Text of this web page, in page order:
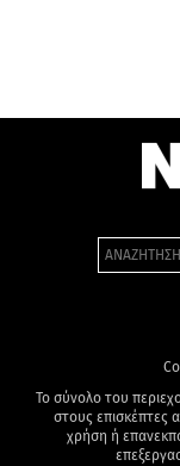
Το σύνολο του
στους επισκέπτες
χρήση ή